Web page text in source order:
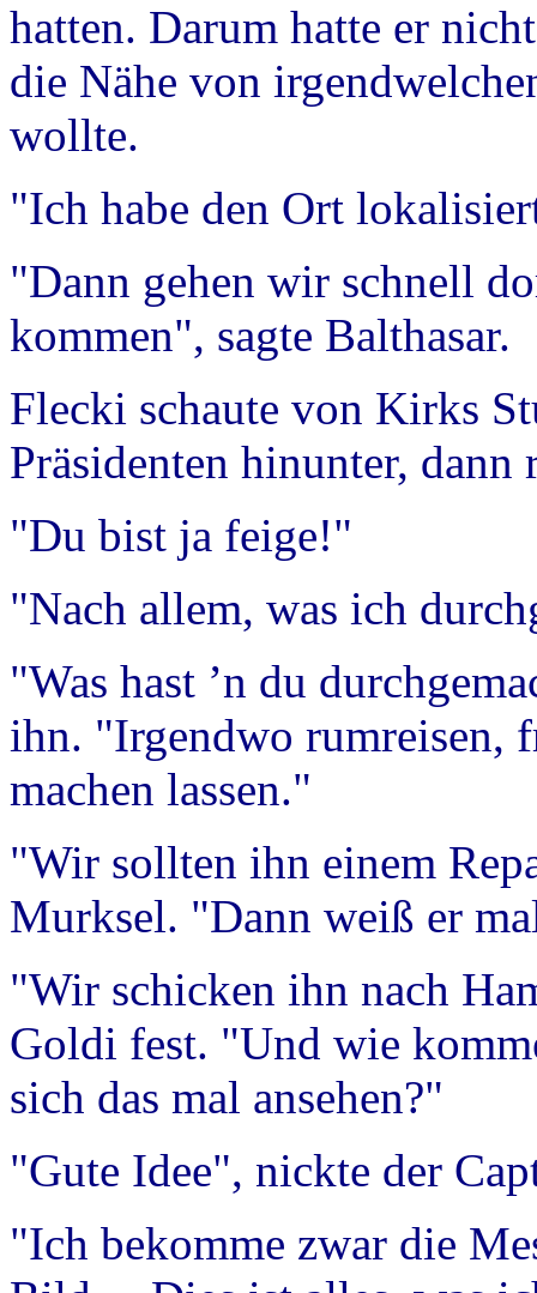
hatten. Darum hatte er
die Nähe von
wollte.
"Ich habe den Ort
"Dann gehen wir schnell
kommen", sagte Balthasar.
Flecki schaute von Kirks
Präsidenten hinunter, dann
"Du bist ja feige!"
"Nach allem, was ich
"Was hast ’n du
ihn. "Irgendwo rumreisen,
machen lassen."
"Wir sollten ihn einem
Murksel. "Dann weiß er
"Wir schicken ihn nach
Goldi fest. "Und wie
sich das mal ansehen?"
"Gute Idee", nickte der
"Ich bekomme zwar die